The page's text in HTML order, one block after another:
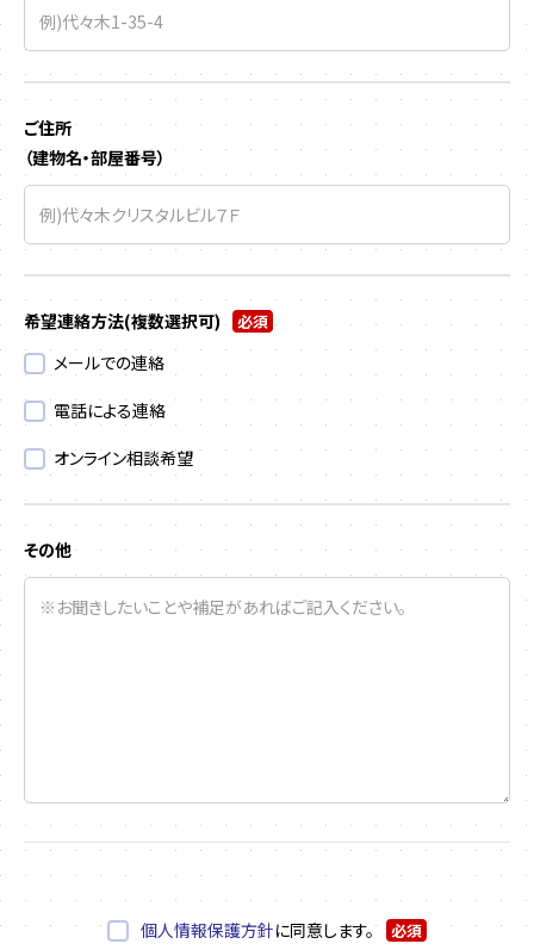
ご住所
（建物名・部屋番号）
希望連絡方法(複数選択可) 必須
メールでの連絡
電話による連絡
オンライン相談希望
その他
個人情報保護方針に同意します。 必須